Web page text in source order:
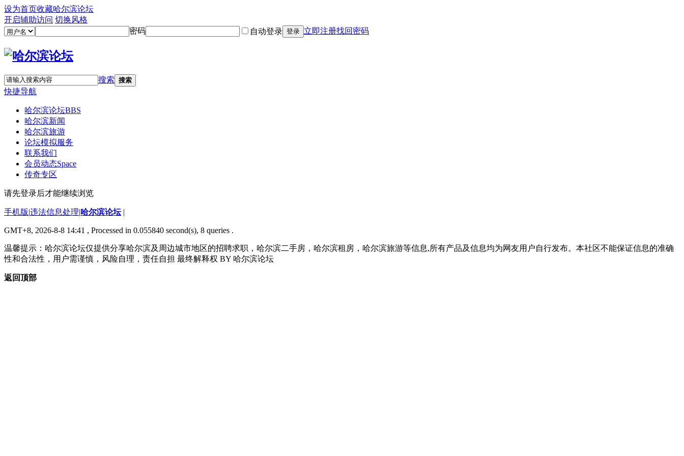
设为首页收藏哈尔滨论坛
开启辅助访问 切换风格
密码
自动登录 登录 立即注册找回密码
搜索 搜索
快捷导航
哈尔滨论坛BBS
哈尔滨新闻
哈尔滨旅游
论坛模拟服务
联系我们
会员动态Space
传奇专区
请先登录后才能继续浏览
手机版|违法信息处理|哈尔滨论坛 |
GMT+8, 2026-8-8 14:41 , Processed in 0.055840 second(s), 8 queries .
温馨提示：哈尔滨论坛仅提供分享哈尔滨及周边城市地区的招聘求职，哈尔滨二手房，哈尔滨租房，哈尔滨旅游等信息,所有产品及信息均为网友用户自行发布。本社区不能保证信息的准确
性和合法性，用户需谨慎，风险自理，责任自担 最终解释权 BY 哈尔滨论坛
返回顶部